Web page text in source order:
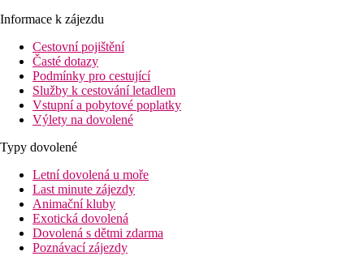
Informace k zájezdu
Cestovní pojištění
Časté dotazy
Podmínky pro cestující
Služby k cestování letadlem
Vstupní a pobytové poplatky
Výlety na dovolené
Typy dovolené
Letní dovolená u moře
Last minute zájezdy
Animační kluby
Exotická dovolená
Dovolená s dětmi zdarma
Poznávací zájezdy